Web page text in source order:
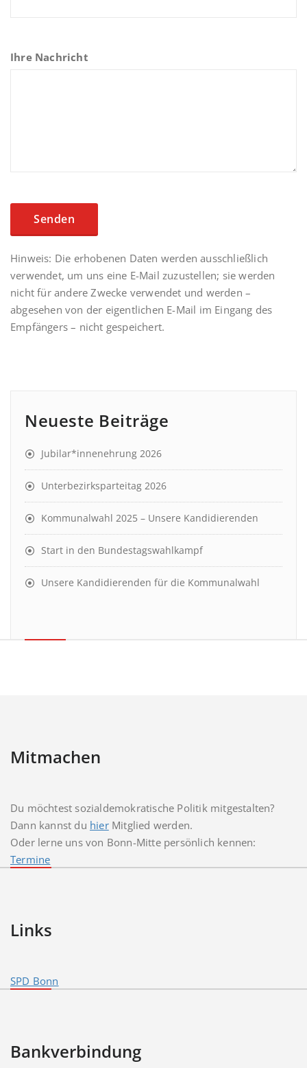
Ihre Nachricht
Hinweis: Die erhobenen Daten werden ausschließlich
verwendet, um uns eine E-Mail zuzustellen; sie werden
nicht für andere Zwecke verwendet und werden –
abgesehen von der eigentlichen E-Mail im Eingang des
Empfängers – nicht gespeichert.
Neueste Beiträge
Jubilar*innenehrung 2026
Unterbezirksparteitag 2026
Kommunalwahl 2025 – Unsere Kandidierenden
Start in den Bundestagswahlkampf
Unsere Kandidierenden für die Kommunalwahl
Mitmachen
Du möchtest sozialdemokratische Politik mitgestalten?
Dann kannst du hierMitglied werden.
Oder lerne uns von Bonn-Mitte persönlich kennen:
Termine
Links
SPD Bonn
Bankverbindung